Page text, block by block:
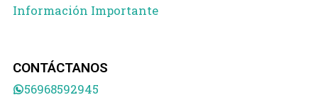
Información Importante
CONTÁCTANOS
56968592945